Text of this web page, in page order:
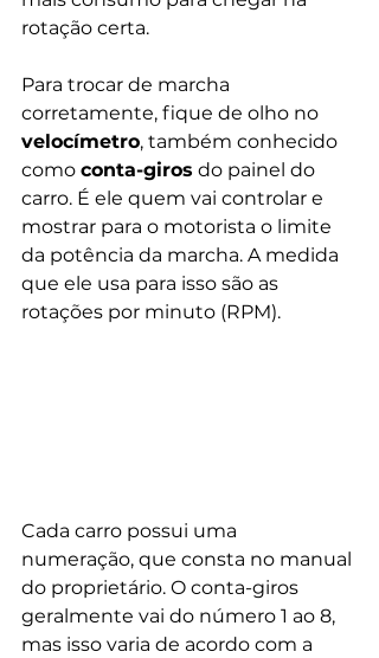
rotação certa.
Para trocar de marcha
corretamente, fique de olho no
velocímetro, também conhecido
como conta-giros do painel do
carro. É ele quem vai controlar e
mostrar para o motorista o limite
da potência da marcha. A medida
que ele usa para isso são as
rotações por minuto (RPM).
Cada carro possui uma
numeração, que consta no manual
do proprietário. O conta-giros
geralmente vai do número 1 ao 8,
mas isso varia de acordo com a